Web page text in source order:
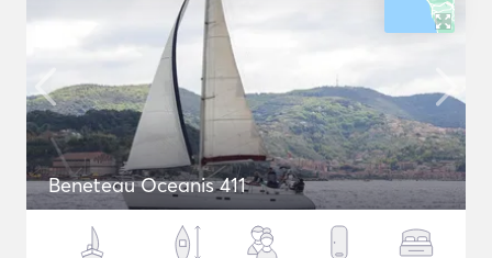
Beneteau Oceanis 411